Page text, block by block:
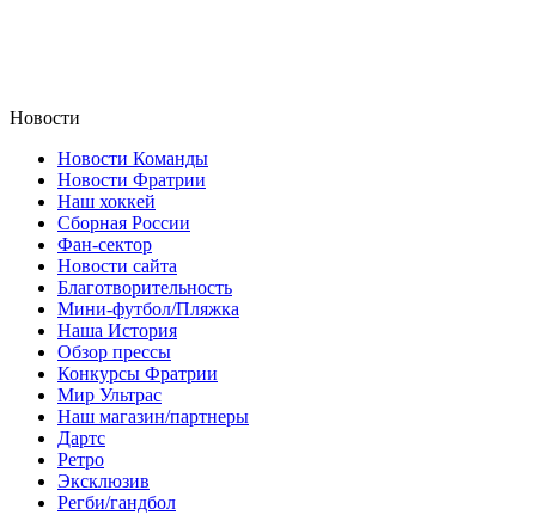
Новости
Новости Команды
Новости Фратрии
Наш хоккей
Сборная России
Фан-cектор
Новости сайта
Благотворительность
Мини-футбол/Пляжка
Наша История
Обзор прессы
Конкурсы Фратрии
Мир Ультрас
Наш магазин/партнеры
Дартс
Ретро
Эксклюзив
Регби/гандбол